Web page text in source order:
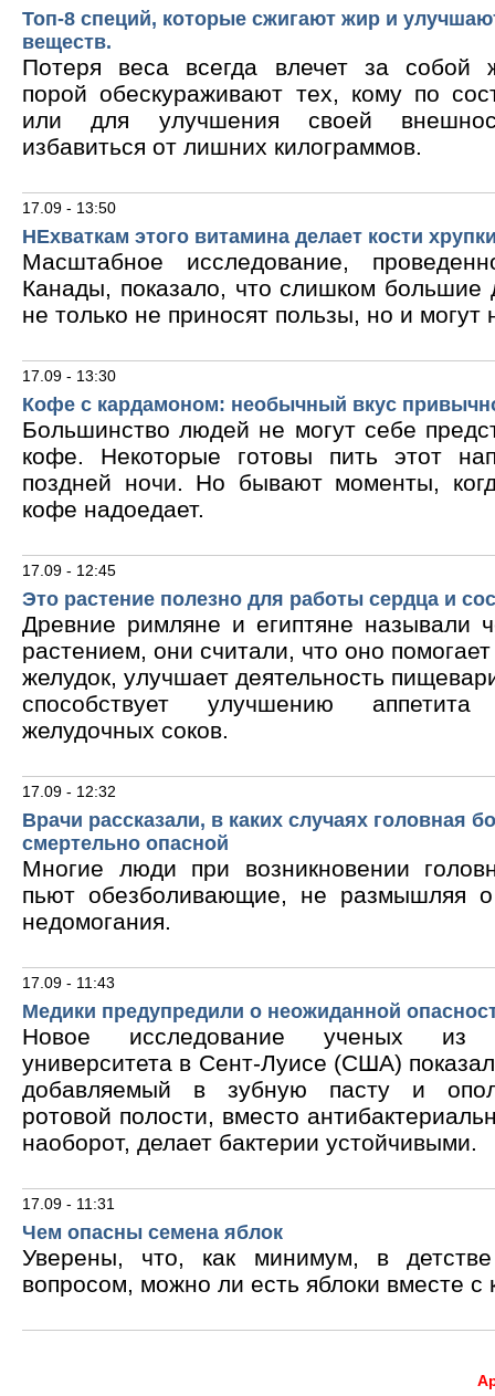
Топ-8 специй, которые сжигают жир и
веществ.
Потеря веса всегда влечет за собой
порой обескураживают тех, кому по
или для улучшения своей
избавиться от лишних килограммов.
17.09 - 13:50
НЕхваткам этого витамина делает кости
Масштабное исследование,
Канады, показало, что слишком большие
не только не приносят пользы, но и могут
17.09 - 13:30
Кофе с кардамоном: необычный вкус
Большинство людей не могут себе
кофе. Некоторые готовы пить этот
поздней ночи. Но бывают моменты,
кофе надоедает.
17.09 - 12:45
Это растение полезно для работы сердца и
Древние римляне и египтяне называли
растением, они считали, что оно
желудок, улучшает деятельность
способствует улучшению
желудочных соков.
17.09 - 12:32
Врачи рассказали, в каких случаях головная
смертельно опасной
Многие люди при возникновении
пьют обезболивающие, не размышляя о
недомогания.
17.09 - 11:43
Медики предупредили о неожиданной
Новое исследование ученых из
университета в Сент-Луисе (США)
добавляемый в зубную пасту и
ротовой полости, вместо
наоборот, делает бактерии устойчивыми.
17.09 - 11:31
Чем опасны семена яблок
Уверены, что, как минимум, в
вопросом, можно ли есть яблоки вместе с